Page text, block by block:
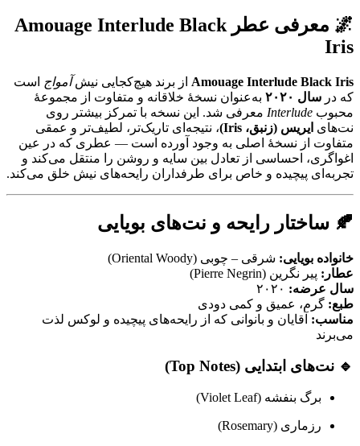
🌌 معرفی عطرAmouage Interlude Black
Iris
Amouage Interlude Black Iris از برند هیچ‌کجایی نیشآمواج
است
که در سال ۲۰۲۰
به‌عنوان نسخهٔ خلاقانه و متفاوت از مجموعهٔ
محبوب Interlude معرفی شد. این نسخه با تمرکز بیشتر روی
نت‌های ایریس (زنبق، Iris)
، نتیجه‌ای تاریک‌تر، لطیف‌تر و عمقی
متفاوت از نسخهٔ اصلی به وجود آورده است — عطری که در عین
اغواگری، ‌احساسی از تعادل بین سایه و روشن را منتقل می‌کند و
تجربه‌ای پیچیده و خاص برای طرفداران رایحه‌های نیش خلق می‌کند.
🍂 ساختار رایحه و نت‌های بویایی
خانواده بویایی: شرقی – چوبی (Oriental Woody)
عطار: پیر نگرین (Pierre Negrin)
سال عرضه:
طبع: گرم، عمیق و کمی دودی
مناسب: آقایان و بانوانی که از رایحه‌های پیچیده و لوکس لذت
می‌برند
🔹 نت‌های ابتدایی (Top Notes)
برگ بنفشه (Violet Leaf)
رزماری (Rosemary)